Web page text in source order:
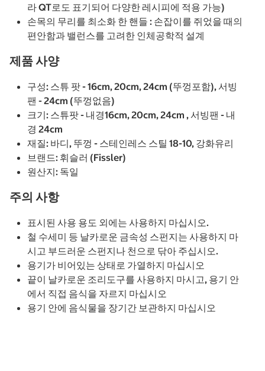
라 QT로도 표기되어 다양한 레시피에 적용 가능)
손목의 무리를 최소화 한 핸들 : 손잡이를 쥐었을 때의
편안함과 밸런스를 고려한 인체공학적 설계
제품 사양
구성: 스튜 팟 - 16cm, 20cm, 24cm (뚜껑포함), 서빙
팬 - 24cm (뚜껑없음)
크기: 스튜팟 - 내경16cm, 20cm, 24cm , 서빙팬 - 내
경 24cm
재질: 바디, 뚜껑 - 스테인레스 스틸 18-10, 강화유리
브랜드: 휘슬러 (Fissler)
원산지: 독일
주의 사항
표시된 사용 용도 외에는 사용하지 마십시오.
철 수세미 등 날카로운 금속성 스펀지는 사용하지 마
시고 부드러운 스펀지나 천으로 닦아 주십시오.
용기가 비어있는 상태로 가열하지 마십시오
끝이 날카로운 조리도구를 사용하지 마시고, 용기 안
에서 직접 음식을 자르지 마십시오
용기 안에 음식물을 장기간 보관하지 마십시오